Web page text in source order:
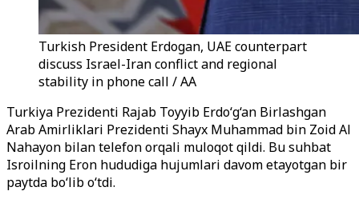
Turkish President Erdogan, UAE counterpart
discuss Israel-Iran conflict and regional
stability in phone call / AA
Turkiya Prezidenti Rajab Toyyib Erdo‘g‘an Birlashgan
Arab Amirliklari Prezidenti Shayx Muhammad bin Zoid Al
Nahayon bilan telefon orqali muloqot qildi. Bu suhbat
Isroilning Eron hududiga hujumlari davom etayotgan bir
paytda bo‘lib o‘tdi.